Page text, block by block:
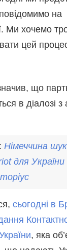
на
Ми хочемо
цей
що
в діалозі
Німеччина
для
сьогодні в
, яка